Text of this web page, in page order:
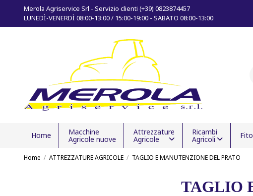
Merola Agriservice Srl - Servizio clienti (+39) 0823874457
LUNEDÌ-VENERDÌ 08:00-13:00 / 15:00-19:00 - SABATO 08:00-13:00
Home Macchine
Agricole nuove
Attrezzature
Agricole
Ricambi
Agricoli
Home ATTREZZATURE AGRICOLE TAGLIO E MANUTENZIONE DEL PRATO
TAGLIO